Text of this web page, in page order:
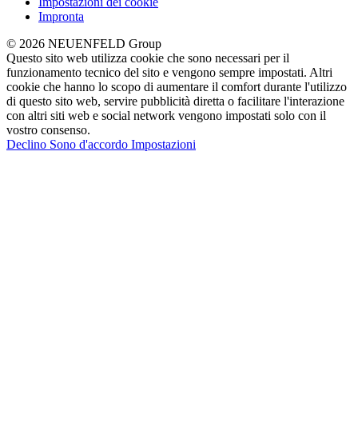
Impronta
© 2026 NEUENFELD Group
Questo sito web utilizza cookie che sono necessari per il
funzionamento tecnico del sito e vengono sempre impostati. Altri
cookie che hanno lo scopo di aumentare il comfort durante l'utilizzo
di questo sito web, servire pubblicità diretta o facilitare l'interazione
con altri siti web e social network vengono impostati solo con il
vostro consenso.
Declino Sono d'accordo Impostazioni